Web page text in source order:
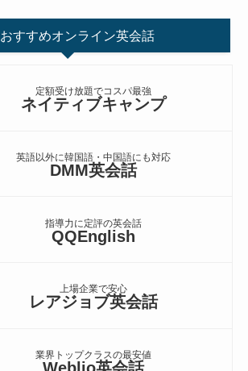
おすすめオンライン英会話
定額受け放題でコスパ最強
ネイティブキャンプ
英語以外に韓国語・中国語にも対応
DMM英会話
指導力に定評の英会話
QQEnglish
上場企業で安心
レアジョブ英会話
業界トップクラスの最安値